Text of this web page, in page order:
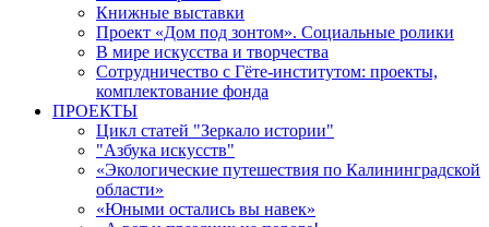
Книжные выставки
Проект «Дом под зонтом». Социальные ролики
В мире искусства и творчества
Сотрудничество с Гёте-институтом: проекты,
комплектование фонда
ПРОЕКТЫ
Цикл статей "Зеркало истории"
"Азбука искусств"
«Экологические путешествия по Калининградской
области»
«Юными остались вы навек»